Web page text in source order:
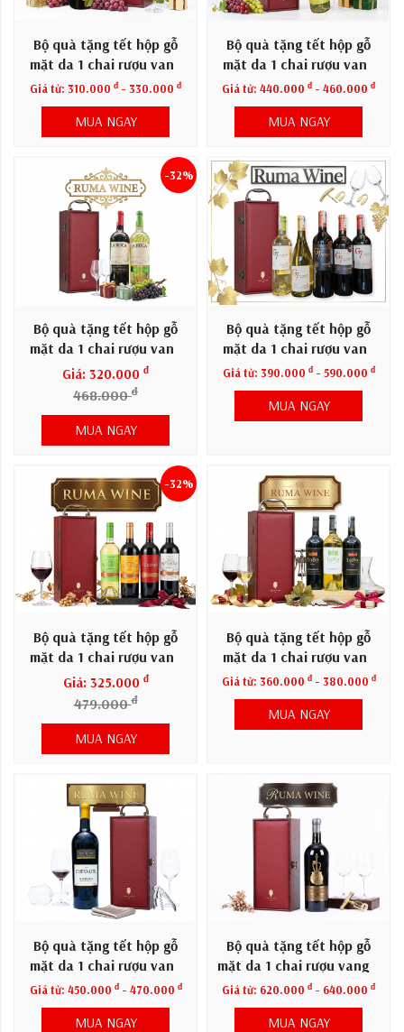
Bộ quà tặng tết hộp gỗ
mặt da 1 chai rượu vang
Pamela
Giá từ: 310.000 đ - 330.000 đ
MUA NGAY
Bộ quà tặng tết hộp gỗ
mặt da 1 chai rượu vang
Chile BeBold
Giá từ: 440.000 đ - 460.000 đ
MUA NGAY
Bộ quà tặng tết hộp gỗ
mặt da 1 chai rượu vang
Chile La Roca
Giá: 320.000 đ
468.000đ
-32%
MUA NGAY
Bộ quà tặng tết hộp gỗ
mặt da 1 chai rượu vang
Chile G7
Giá từ: 390.000 đ- 590.000 đ
MUA NGAY
Bộ quà tặng tết hộp gỗ
mặt da 1 chai rượu vang
Pháp German
Giá: 325.000 đ
479.000đ
-32%
MUA NGAY
Bộ quà tặng tết hộp gỗ
mặt da 1 chai rượu vang
Pháp 1982
Giá từ: 360.000 đ- 380.000 đ
MUA NGAY
Bộ quà tặng tết hộp gỗ
mặt da 1 chai rượu vang
Pháp Chevalier
Giá từ: 450.000 đ- 470.000 đ
MUA NGAY
Bộ quà tặng tết hộp gỗ
mặt da 1 chai rượu vang Ý
La Chitarra
Giá từ: 620.000 đ - 640.000 đ
MUA NGAY